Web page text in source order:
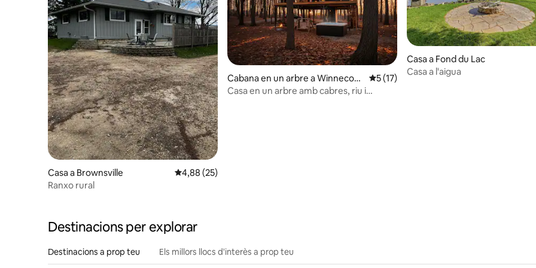
Casa a Brownsville 4,88 de puntuació mitjana d'un total de 5; 25 avaluacions
4,88 (25)
Ranxo rural
Cabana en un arbre a Winnecon
ne
5 de puntuació mitjana d'un total de 5; 17
5 (17)
Casa en un arbre amb cabres, riu i
Casa a Fond du Lac
Casa a l'aigua
Destinacions per explorar
Destinacions a prop teu Els millors llocs d'interès a prop teu